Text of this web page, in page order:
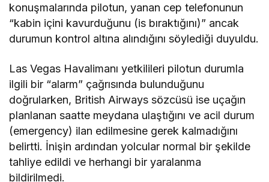
konuşmalarında pilotun, yanan cep telefonunun
“kabin içini kavurduğunu (is bıraktığını)” ancak
durumun kontrol altına alındığını söylediği duyuldu.
Las Vegas Havalimanı yetkilileri pilotun durumla
ilgili bir “alarm” çağrısında bulunduğunu
doğrularken, British Airways sözcüsü ise uçağın
planlanan saatte meydana ulaştığını ve acil durum
(emergency) ilan edilmesine gerek kalmadığını
belirtti. İnişin ardından yolcular normal bir şekilde
tahliye edildi ve herhangi bir yaralanma
bildirilmedi.